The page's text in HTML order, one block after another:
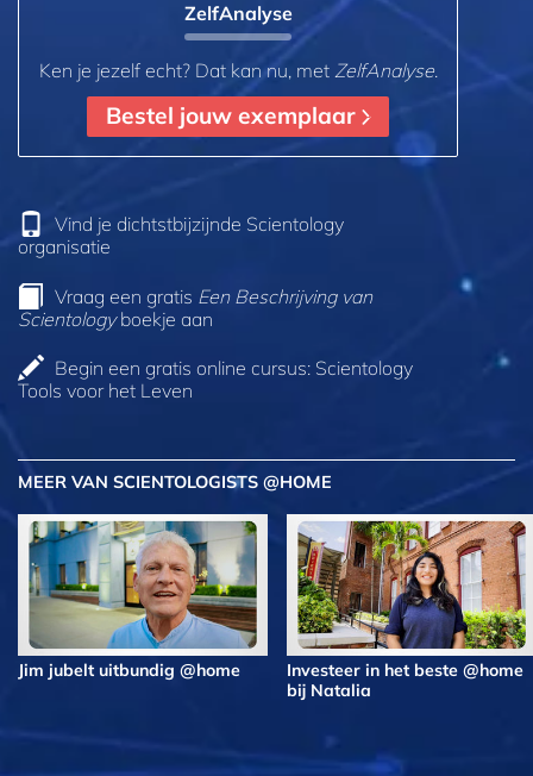
ZelfAnalyse
Ken je jezelf echt? Dat kan nu, met ZelfAnalyse.
Bestel jouw exemplaar
Vind je dichtstbijzijnde Scientology
organisatie
Vraag een gratis Een Beschrijving van
Scientologyboekje aan
Begin een gratis online cursus: Scientology
Tools voor het Leven
MEER VAN SCIENTOLOGISTS @HOME
Jim jubelt uitbundig @home
Investeer in het beste @home
bij Natalia